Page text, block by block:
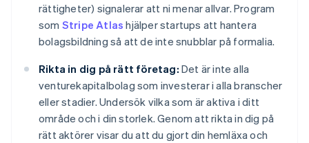
rättigheter) signalerar att ni menar allvar. Program
som Stripe Atlas hjälper startups att hantera
bolagsbildning så att de inte snubblar på formalia.
Rikta in dig på rätt företag: Det är inte alla
venturekapitalbolag som investerar i alla branscher
eller stadier. Undersök vilka som är aktiva i ditt
område och i din storlek. Genom att rikta in dig på
rätt aktörer visar du att du gjort din hemläxa och